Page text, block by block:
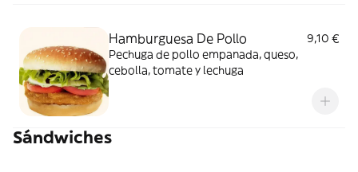
Hamburguesa De Pollo
9,10 €
Pechuga de pollo empanada, queso,
cebolla, tomate y lechuga
Sándwiches